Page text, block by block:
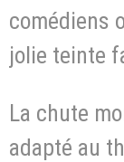
comédiens
jolie teinte
La chute
adapté au